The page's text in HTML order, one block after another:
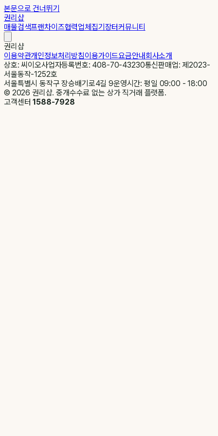
본문으로 건너뛰기
권리샵
매물검색프랜차이즈협력업체집기장터커뮤니티
권리샵
이용약관개인정보처리방침이용가이드요금안내회사소개
상호: 씨이오사업자등록번호: 408-70-43230통신판매업: 제2023-
서울동작-1252호
서울특별시 동작구 장승배기로4길 9운영시간: 평일 09:00 - 18:00
© 2026 권리샵. 중개수수료 없는 상가 직거래 플랫폼.
고객센터1588-7928